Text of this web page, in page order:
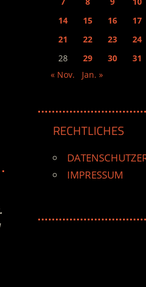
14
15 16 17
21
22 23 24
28
29 30
31
« Nov.
Jan. »
RECHTLICHES
IMPRESSUM